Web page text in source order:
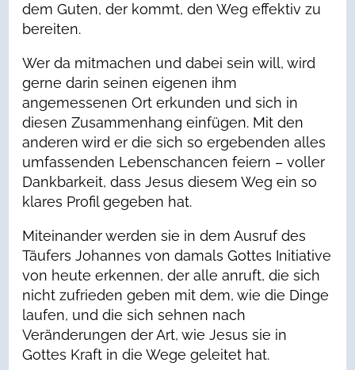
dem Guten, der kommt, den Weg effektiv zu
bereiten.
Wer da mitmachen und dabei sein will, wird
gerne darin seinen eigenen ihm
angemessenen Ort erkunden und sich in
diesen Zusammenhang einfügen. Mit den
anderen wird er die sich so ergebenden alles
umfassenden Lebenschancen feiern – voller
Dankbarkeit, dass Jesus diesem Weg ein so
klares Profil gegeben hat.
Miteinander werden sie in dem Ausruf des
Täufers Johannes von damals Gottes Initiative
von heute erkennen, der alle anruft, die sich
nicht zufrieden geben mit dem, wie die Dinge
laufen, und die sich sehnen nach
Veränderungen der Art, wie Jesus sie in
Gottes Kraft in die Wege geleitet hat.